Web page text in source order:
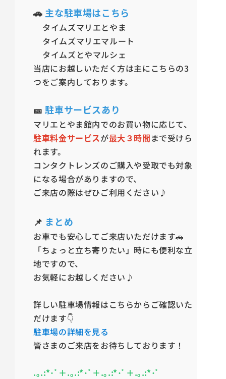
🚗 主な駐車場はこちら
タイムズマリエとやま
タイムズマリエマルート
タイムズとやマルシェ
当店にお越しいただく方は主にこちらの3
つをご案内しております。
🎫駐車サービスあり
マリエとやま館内でのお買い物に応じて、
駐車料金サービスが最大３時間まで受けら
れます。
コンタクトレンズのご購入や受取でも対象
になる場合がありますので、
ご来店の際はぜひご利用ください♪
📌 まとめ
お車でも安心してご来店いただけます🚗
「ちょっと立ち寄りたい」時にも便利な立
地ですので、
お気軽にお越しください♪
詳しい駐車場情報はこちらからご確認いた
だけます👇
駐車場の詳細を見る
皆さまのご来店をお待ちしております！
.｡.:*･ﾟ＋.｡.:*･ﾟ＋.｡.:*･ﾟ＋.｡.:*･ﾟ